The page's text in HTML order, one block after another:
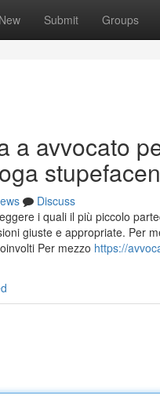
New Submit Groups
a avvocato
Discuss
i quali il più piccolo
giuste e appropriate. Per
Per mezzo https://